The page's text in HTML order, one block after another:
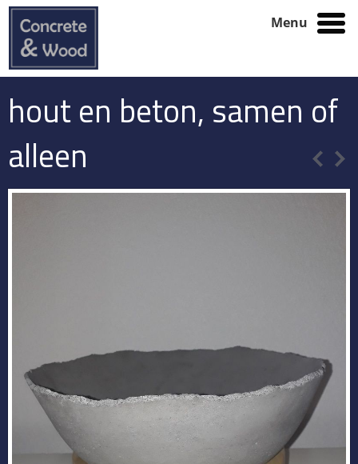
Menu
hout en beton, samen of
alleen